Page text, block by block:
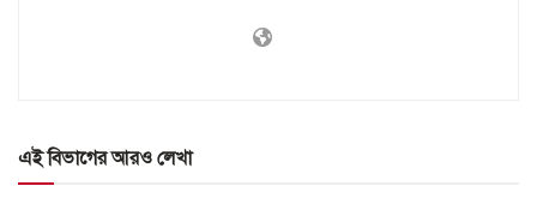
এই বিভাগের আরও লেখা